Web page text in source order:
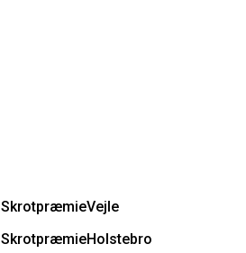
SkrotpræmieVejle
SkrotpræmieHolstebro